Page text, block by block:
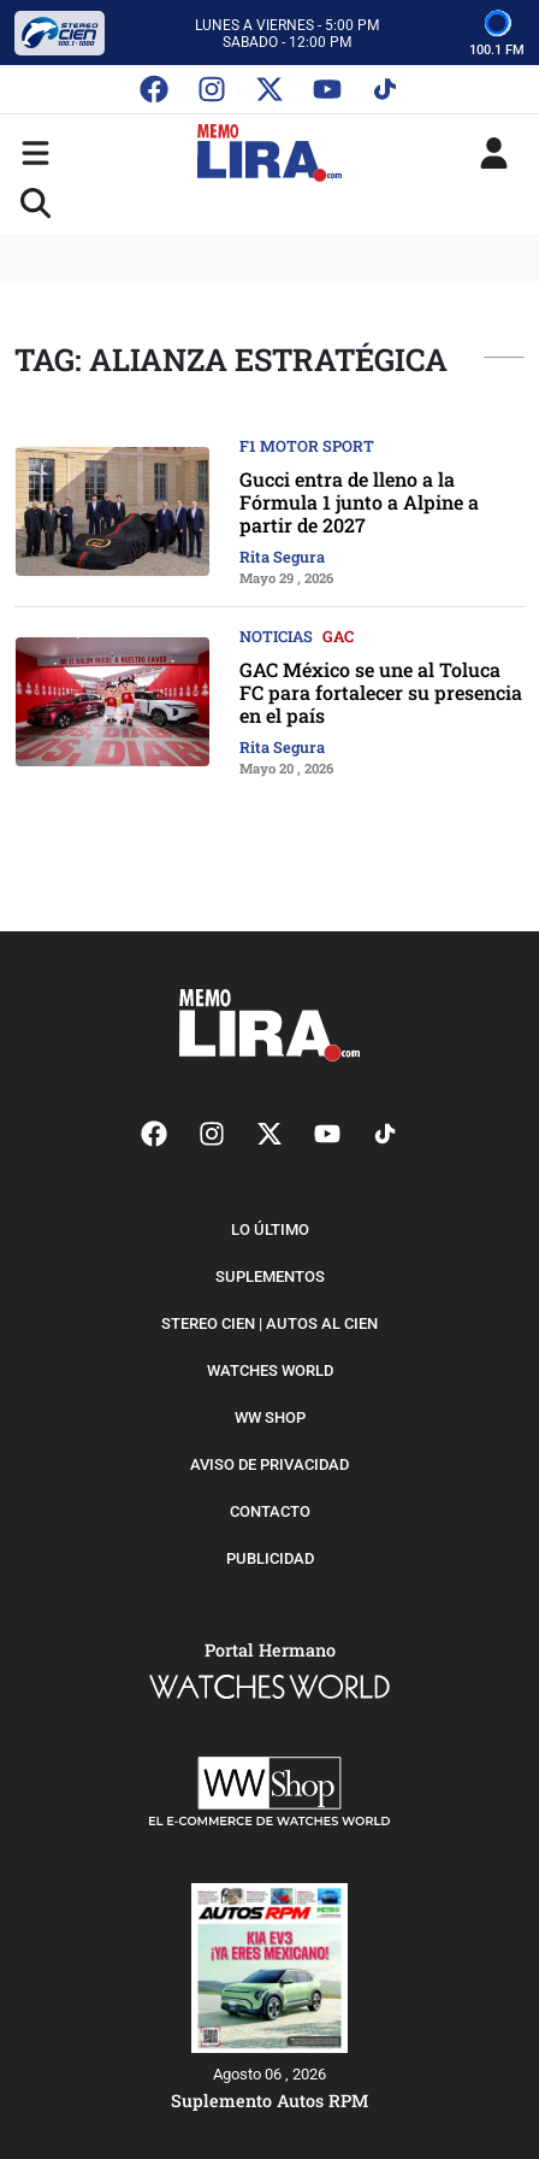
LUNES A VIERNES - 5:00 PM
SABADO - 12:00 PM
CON MEMO LIRA Y SU EQUIPO
LUNES A VIERNES - 5:00 PM
SABADO - 12:00 PM
100.1 FM
TAG: ALIANZA ESTRATÉGICA
F1 MOTOR SPORT
Gucci entra de lleno a la
Fórmula 1 junto a Alpine a
partir de 2027
Rita Segura
Mayo 29 , 2026
NOTICIAS GAC
GAC México se une al Toluca
FC para fortalecer su presencia
en el país
Rita Segura
Mayo 20 , 2026
LO ÚLTIMO
SUPLEMENTOS
STEREO CIEN | AUTOS AL CIEN
WATCHES WORLD
WW SHOP
AVISO DE PRIVACIDAD
CONTACTO
PUBLICIDAD
Portal Hermano
Agosto 06 , 2026
Suplemento Autos RPM